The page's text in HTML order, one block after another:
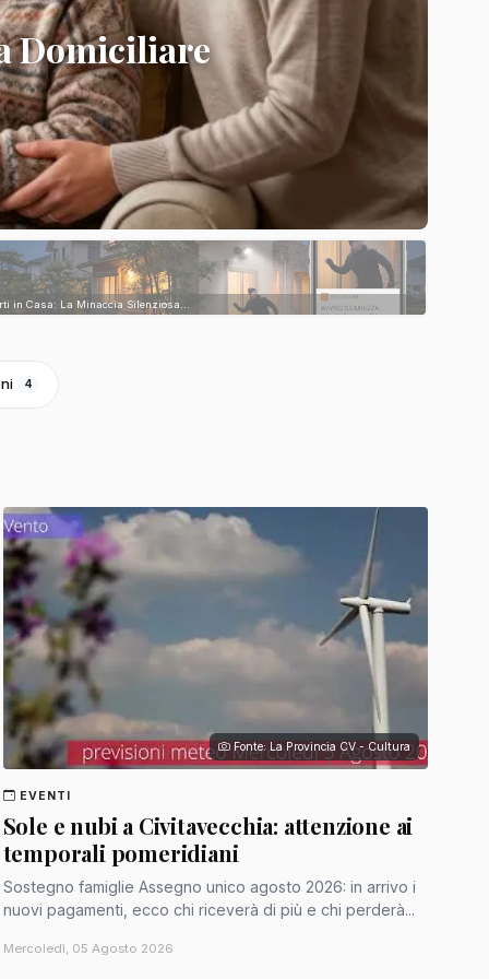
Domiciliare
in Casa: La Minaccia Silenziosa...
4
Fonte: La Provincia CV - Cultura
EVENTI
Sole e nubi a Civitavecchia: attenzione ai
temporali pomeridiani
Sostegno famiglie Assegno unico agosto 2026: in arrivo i
nuovi pagamenti, ecco chi riceverà di più e chi perderà...
Mercoledì, 05 Agosto 2026